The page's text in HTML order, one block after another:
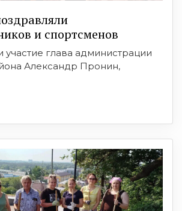
и спортсменов
глава администрации
Александр Пронин,